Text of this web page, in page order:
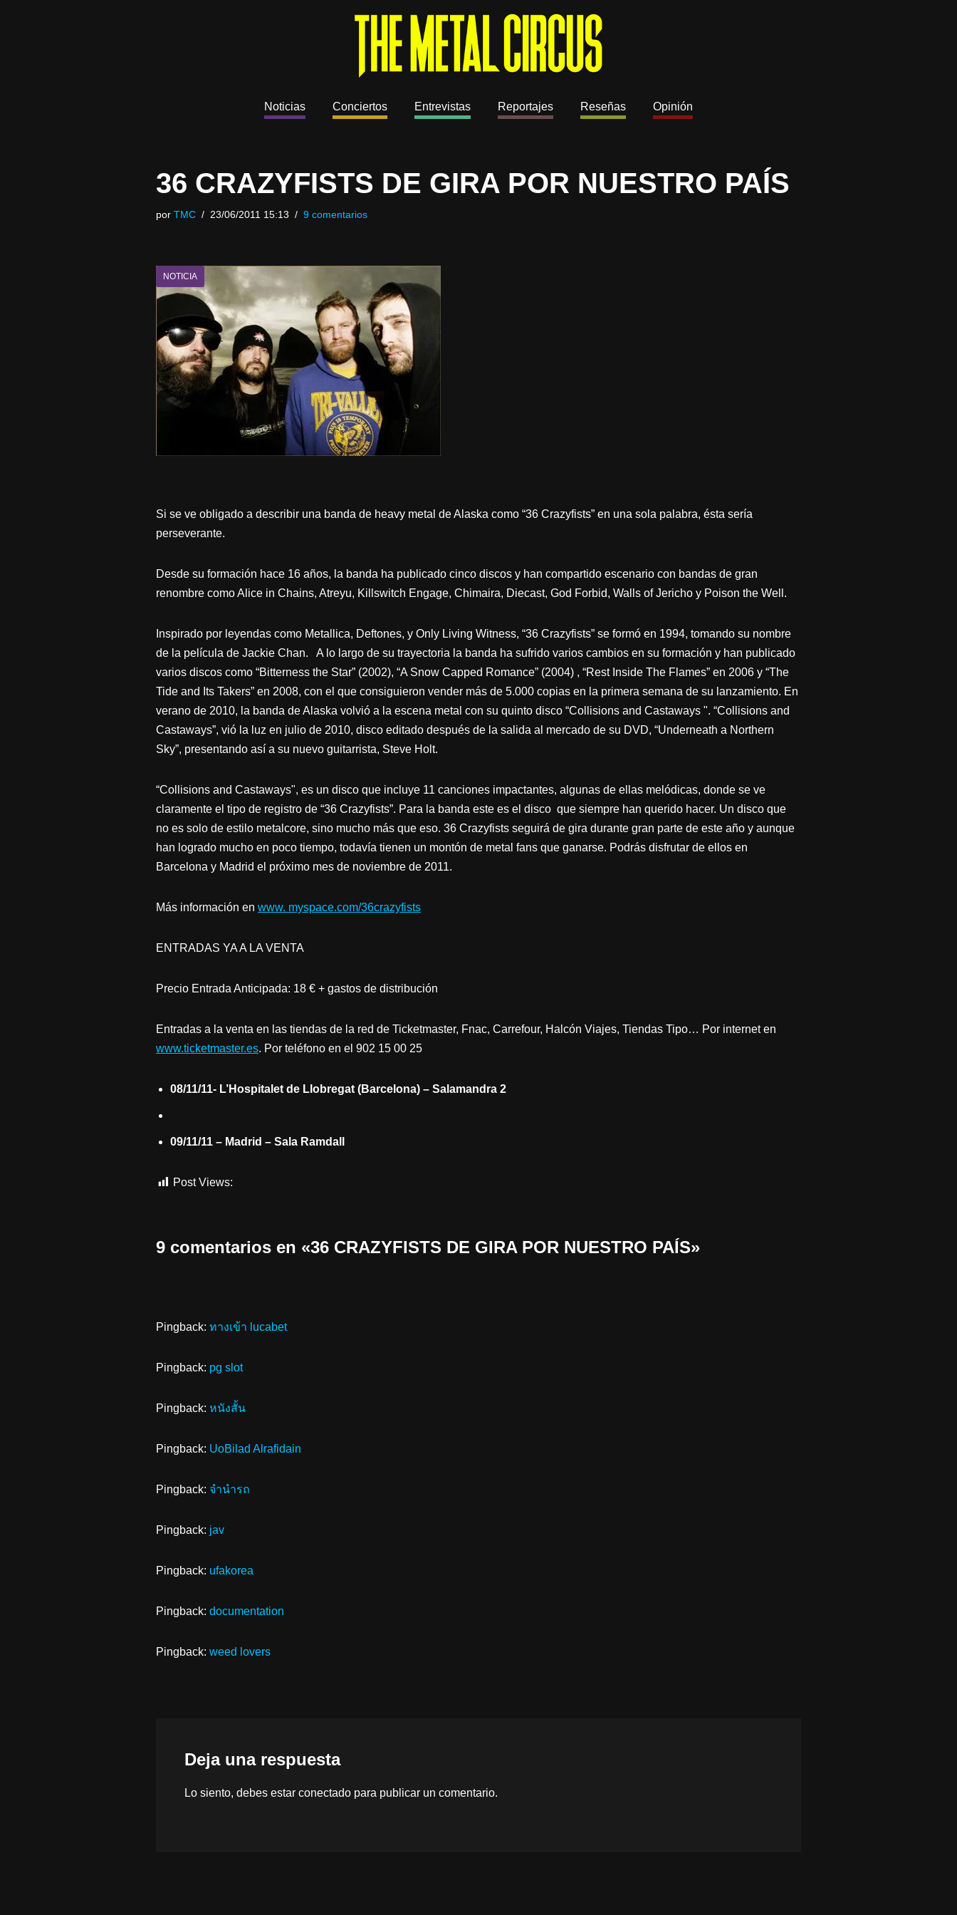
Noticias Conciertos Entrevistas Reportajes Reseñas Opinión
36 CRAZYFISTS DE GIRA POR NUESTRO PAÍS
por TMC 23/06/2011 15:13 9 comentarios
NOTICIA
Si se ve obligado a describir una banda de heavy metal de Alaska como “36 Crazyfists” en una sola palabra, ésta sería
perseverante.
Desde su formación hace 16 años, la banda ha publicado cinco discos y han compartido escenario con bandas de gran
renombre como Alice in Chains, Atreyu, Killswitch Engage, Chimaira, Diecast, God Forbid, Walls of Jericho y Poison the Well.
Inspirado por leyendas como Metallica, Deftones, y Only Living Witness, “36 Crazyfists” se formó en 1994, tomando su nombre
de la película de Jackie Chan. A lo largo de su trayectoria la banda ha sufrido varios cambios en su formación y han publicado
varios discos como “Bitterness the Star” (2002), “A Snow Capped Romance” (2004) , “Rest Inside The Flames” en 2006 y “The
Tide and Its Takers” en 2008, con el que consiguieron vender más de 5.000 copias en la primera semana de su lanzamiento. En
verano de 2010, la banda de Alaska volvió a la escena metal con su quinto disco “Collisions and Castaways ". “Collisions and
Castaways”, vió la luz en julio de 2010, disco editado después de la salida al mercado de su DVD, “Underneath a Northern
Sky”, presentando así a su nuevo guitarrista, Steve Holt.
“Collisions and Castaways", es un disco que incluye 11 canciones impactantes, algunas de ellas melódicas, donde se ve
claramente el tipo de registro de “36 Crazyfists”. Para la banda este es el disco que siempre han querido hacer. Un disco que
no es solo de estilo metalcore, sino mucho más que eso. 36 Crazyfists seguirá de gira durante gran parte de este año y aunque
han logrado mucho en poco tiempo, todavía tienen un montón de metal fans que ganarse. Podrás disfrutar de ellos en
Barcelona y Madrid el próximo mes de noviembre de 2011.
Más información en www. myspace.com/36crazyfists
ENTRADAS YA A LA VENTA
Precio Entrada Anticipada: 18 € + gastos de distribución
Entradas a la venta en las tiendas de la red de Ticketmaster, Fnac, Carrefour, Halcón Viajes, Tiendas Tipo… Por internet en
www.ticketmaster.es. Por teléfono en el 902 15 00 25
08/11/11- L’Hospitalet de Llobregat (Barcelona) – Salamandra 2
09/11/11 – Madrid – Sala Ramdall
Post Views:
9 comentarios en «36 CRAZYFISTS DE GIRA POR NUESTRO PAÍS»
Pingback: ทางเข้า lucabet
Pingback: pg slot
Pingback: หนังสั้น
Pingback: UoBilad Alrafidain
Pingback: จำนำรถ
Pingback: jav
Pingback: ufakorea
Pingback: documentation
Pingback: weed lovers
Deja una respuesta
Lo siento, debes estar conectado para publicar un comentario.